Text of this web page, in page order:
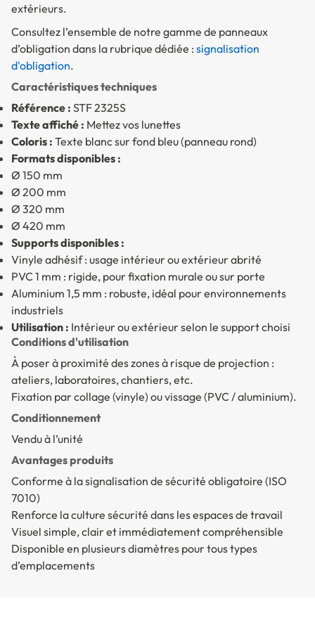
extérieurs.
Consultez l’ensemble de notre gamme de panneaux
d’obligation dans la rubrique dédiée : signalisation
d'obligation.
Caractéristiques techniques
Référence : STF 2325S
Texte affiché : Mettez vos lunettes
Coloris : Texte blanc sur fond bleu (panneau rond)
Formats disponibles :
Ø 150 mm
Ø 200 mm
Ø 320 mm
Ø 420 mm
Supports disponibles :
Vinyle adhésif : usage intérieur ou extérieur abrité
PVC 1 mm : rigide, pour fixation murale ou sur porte
Aluminium 1,5 mm : robuste, idéal pour environnements
industriels
Utilisation : Intérieur ou extérieur selon le support choisi
Conditions d'utilisation
À poser à proximité des zones à risque de projection :
ateliers, laboratoires, chantiers, etc.
Fixation par collage (vinyle) ou vissage (PVC / aluminium).
Conditionnement
Vendu à l’unité
Avantages produits
Conforme à la signalisation de sécurité obligatoire (ISO
7010)
Renforce la culture sécurité dans les espaces de travail
Visuel simple, clair et immédiatement compréhensible
Disponible en plusieurs diamètres pour tous types
d’emplacements